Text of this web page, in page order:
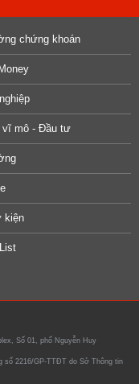
chứng khoán
vĩ mô - Đầu tư
kiện
Số 01, phố Nguyễn Huy
số 2216/GP-TTĐT do Sở Thông tin